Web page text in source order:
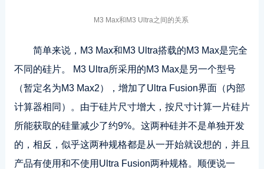
M3 Max和M3 Ultra之间的关系
简单来说，M3 Max和M3 Ultra搭载的M3 Max是完全
不同的硅片。 M3 Ultra所采用的M3 Max是另一个型号
（暂定名为M3 Max2），增加了Ultra Fusion界面（内部
计算器相同）。由于硅片尺寸增大，按尺寸计算一片硅片
所能获取的硅量减少了约9%。这两种硅并不是单独开发
的，相反，似乎这两种规格都是从一开始就设想的，并且
产品有使用和不使用Ultra Fusion两种规格。顺便说一